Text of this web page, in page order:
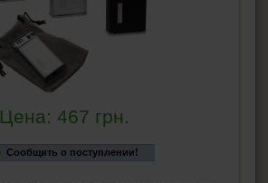
Цена:467 грн.
Сообщить о поступлении!